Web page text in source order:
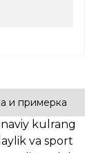
и примерка
kulrang
va sport